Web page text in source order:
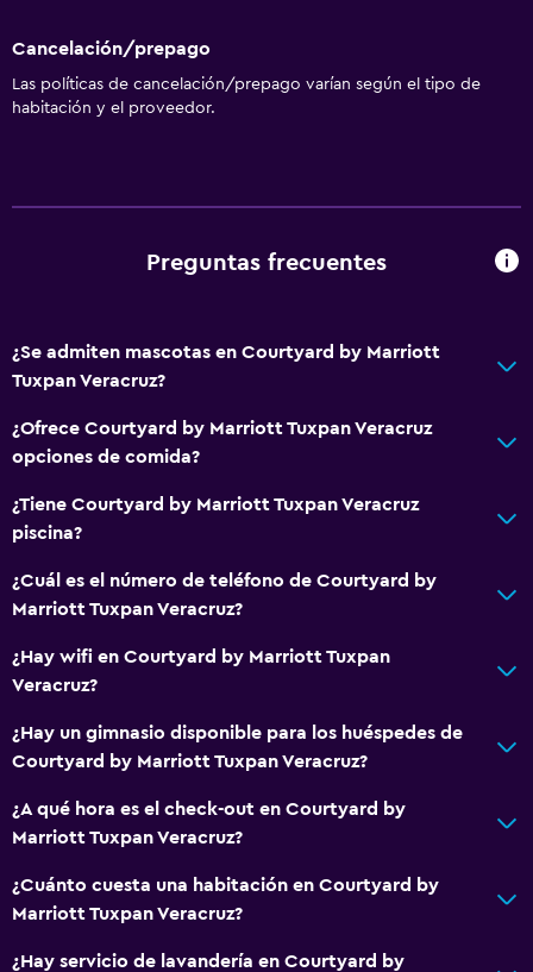
Mostrador de información turística
Wifi disponible en todas las instalaciones
Toallas
Artículos de aseo gratis
Alarma de humo
Aire acondicionado
Comedor
Almuerzos para llevar
Menús para dietas especiales (bajo petición)
Microondas
Restaurante
Desayuno en la habitación
Cancelación/prepago
Las políticas de cancelación/prepago varían según el tipo de
habitación y el proveedor.
Preguntas frecuentes
¿Se admiten mascotas en Courtyard by Marriott
Tuxpan Veracruz?
¿Ofrece Courtyard by Marriott Tuxpan Veracruz
opciones de comida?
¿Tiene Courtyard by Marriott Tuxpan Veracruz
piscina?
¿Cuál es el número de teléfono de Courtyard by
Marriott Tuxpan Veracruz?
¿Hay wifi en Courtyard by Marriott Tuxpan
Veracruz?
¿Hay un gimnasio disponible para los huéspedes de
Courtyard by Marriott Tuxpan Veracruz?
¿A qué hora es el check-out en Courtyard by
Marriott Tuxpan Veracruz?
¿Cuánto cuesta una habitación en Courtyard by
Marriott Tuxpan Veracruz?
¿Hay servicio de lavandería en Courtyard by